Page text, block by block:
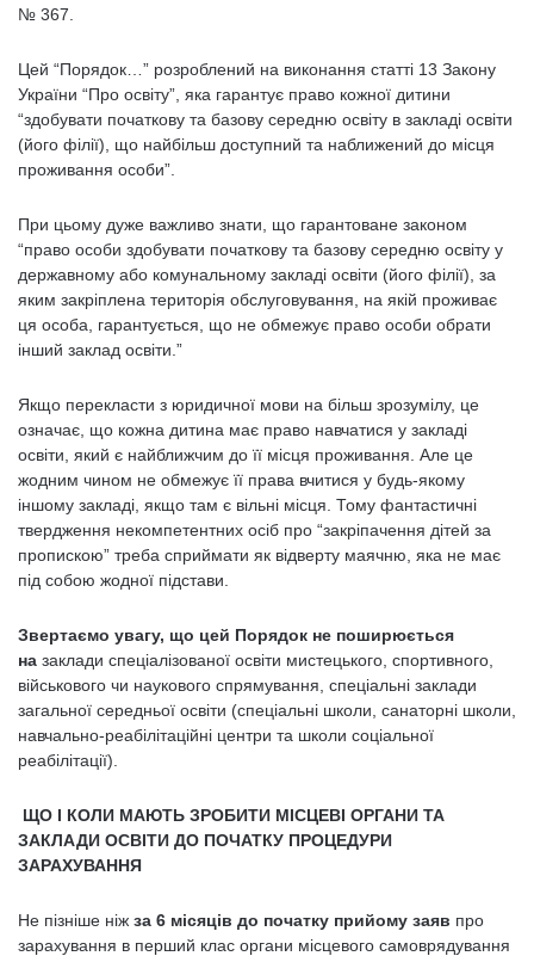
№ 367.
Цей “Порядок…” розроблений на виконання статті 13 Закону
України “Про освіту”, яка гарантує право кожної дитини
“здобувати початкову та базову середню освіту в закладі освіти
(його філії), що найбільш доступний та наближений до місця
проживання особи”.
При цьому дуже важливо знати, що гарантоване законом
“право особи здобувати початкову та базову середню освіту у
державному або комунальному закладі освіти (його філії), за
яким закріплена територія обслуговування, на якій проживає
ця особа, гарантується, що не обмежує право особи обрати
інший заклад освіти.”
Якщо перекласти з юридичної мови на більш зрозумілу, це
означає, що кожна дитина має право навчатися у закладі
освіти, який є найближчим до її місця проживання. Але це
жодним чином не обмежує її права вчитися у будь-якому
іншому закладі, якщо там є вільні місця. Тому фантастичні
твердження некомпетентних осіб про “закріпачення дітей за
пропискою” треба сприймати як відверту маячню, яка не має
під собою жодної підстави.
Звертаємо увагу, що цей Порядок не поширюється
на заклади спеціалізованої освіти мистецького, спортивного,
військового чи наукового спрямування, спеціальні заклади
загальної середньої освіти (спеціальні школи, санаторні школи,
навчально-реабілітаційні центри та школи соціальної
реабілітації).
ЩО І КОЛИ МАЮТЬ ЗРОБИТИ МІСЦЕВІ ОРГАНИ ТА
ЗАКЛАДИ ОСВІТИ ДО ПОЧАТКУ ПРОЦЕДУРИ
ЗАРАХУВАННЯ
Не пізніше ніж за 6 місяців до початку прийому заяв про
зарахування в перший клас органи місцевого самоврядування